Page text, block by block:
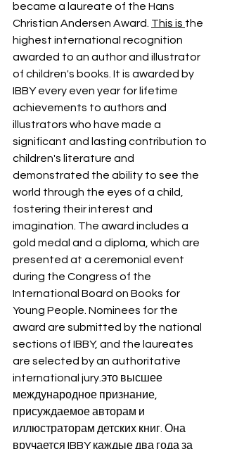
became a laureate of the Hans
Christian Andersen Award. This is the
highest international recognition
awarded to an author and illustrator
of children's books. It is awarded by
IBBY every even year for lifetime
achievements to authors and
illustrators who have made a
significant and lasting contribution to
children's literature and
demonstrated the ability to see the
world through the eyes of a child,
fostering their interest and
imagination. The award includes a
gold medal and a diploma, which are
presented at a ceremonial event
during the Congress of the
International Board on Books for
Young People. Nominees for the
award are submitted by the national
sections of IBBY, and the laureates
are selected by an authoritative
international jury.это высшее
международное признание,
присуждаемое авторам и
иллюстраторам детских книг. Она
вручается IBBY каждые два года за